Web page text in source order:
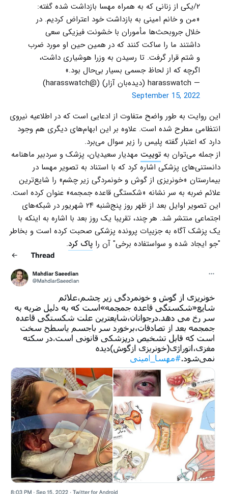
۲/یکی از زنانی که به همراه مهسا بازداشت شده گفته:
«من و خانم امینی به بازداشت خود اعتراض کردیم. در
خلال جروبحث‌ها مأموران با خشونت فیزیکی سعی
داشتند ما را ساکت کنند که در همین حین او مورد ضرب
و شتم قرار گرفت. تا رسیدن به وزرا هوشیاری داشت،
اگرچه که از لحاظ جسمی بسیار بی‌حال بود.»
— harasswatch (دیده‌بان آزار) (@harasswatch)
September 15, 2022
این روایت به طور واضح متفاوت از ادعایی است که در اطلاعیه نیروی
انتظامی مطرح شده است. علاوه بر این ابهام‌های دیگری هم وجود
دارد که اعتبار گفته پلیس را زیر سوال می‌برد.
از جمله می‌توان به توییت مهدیار سعیدیان، پزشک و سردبیر ماهنامه
دانستنی‌های پزشکی اشاره کرد که با استناد به تصویر مهسا در
بیمارستان «خونریزی از گوش و خونمردگی زیر چشم‌» را شایع‌ترین
علائم ضربه به سر نشانه «شکستگی قاعده جمجمه» عنوان کرده است.
این تصویر اوایل بعد از ظهر روز پنج‌شنبه ۲۴ شهریور در شبکه‌های
اجتماعی منتشر شد. هر چند، تقریبا یک روز بعد با اشاره به اینکه با
یک پزشک آگاه به جزییات پرونده پزشکی صحبت کرده است و بخاطر
"جو ایجاد شده و سواستفاده برخی" آن را پاک کرد.